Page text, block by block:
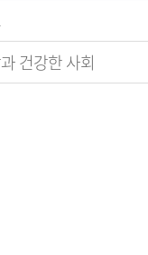
건강한 사회